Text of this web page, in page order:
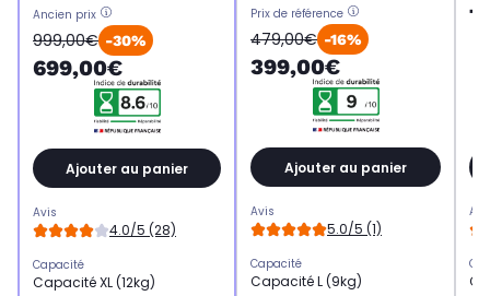
Ancien prix
999,00€ -30%
699,00€
Ajouter au panier
Avis
4.0/5 (28)
Capacité
Capacité XL (12kg)
Prix de référence
479,00€ -16%
399,00€
Ajouter au panier
Avis
5.0/5 (1)
Capacité
Capacité L (9kg)